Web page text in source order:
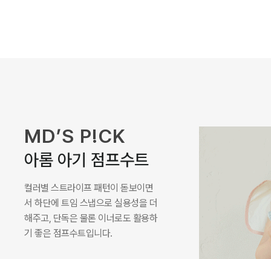
MD’S P!CK
로미나 라운지 셋업
자랑하며, 특색 있는 컬러감이 포인트
가 되어주면서 부드러운 레이온 골지
원단으로 시원하게 착용되는 셋업입
니다.